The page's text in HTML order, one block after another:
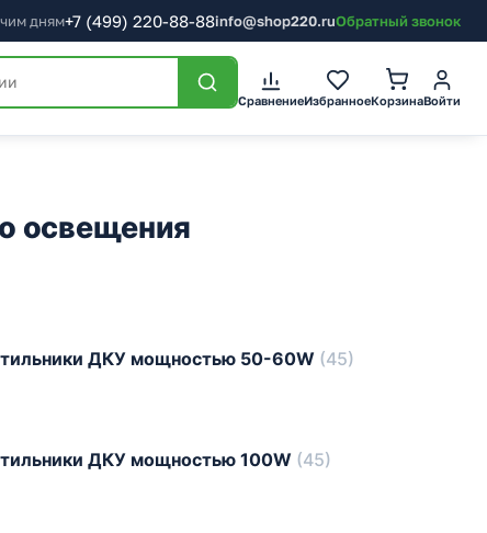
дням+7 (499) 220-88-88info@shop220.ruОбратный звонок
СравнениеИзбранноеКорзинаВойти
освещения
ДКУ мощностью 50-60W (45)
ДКУ мощностью 100W (45)